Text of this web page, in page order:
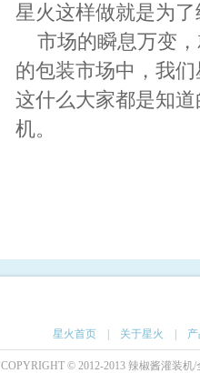
星火这样做就是为
市场的瞬息万变，
的包装市场中，我
这什么大家都是知
机。
星火首页 关于星火
COPYRIGHT © 2012-2013 辣椒酱灌装